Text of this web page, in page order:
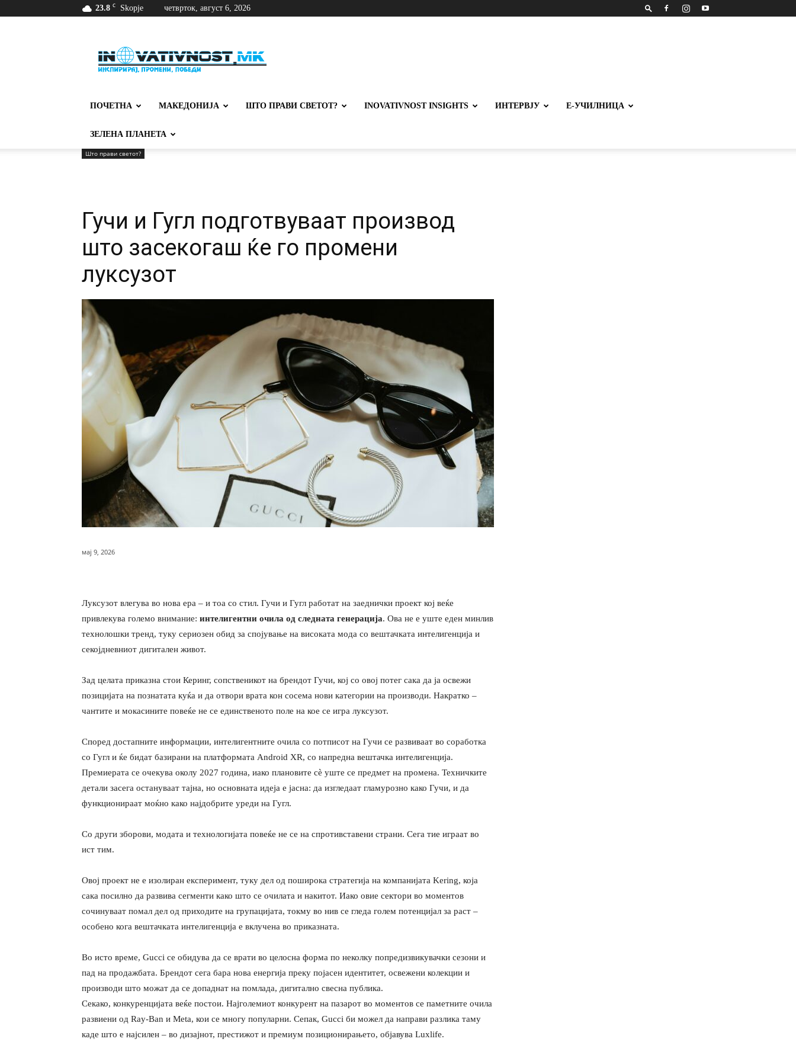
23.8 C Skopje четврток, август 6, 2026
ПОЧЕТНА МАКЕДОНИЈА ШТО ПРАВИ СВЕТОТ? INOVATIVNOST INSIGHTS ИНТЕРВЈУ Е-УЧИЛНИЦА
ЗЕЛЕНА ПЛАНЕТА
Што прави светот?
Гучи и Гугл подготвуваат производ
што засекогаш ќе го промени
луксузот
мај 9, 2026
Луксузот влегува во нова ера – и тоа со стил. Гучи и Гугл работат на заеднички проект кој веќе
привлекува големо внимание: интелигентни очила од следната генерација. Ова не е уште еден минлив
технолошки тренд, туку сериозен обид за спојување на високата мода со вештачката интелигенција и
секојдневниот дигитален живот.
Зад целата приказна стои Керинг, сопственикот на брендот Гучи, кој со овој потег сака да ја освежи
позицијата на познатата куќа и да отвори врата кон сосема нови категории на производи. Накратко –
чантите и мокасините повеќе не се единственото поле на кое се игра луксузот.
Според достапните информации, интелигентните очила со потписот на Гучи се развиваат во соработка
со Гугл и ќе бидат базирани на платформата Android XR, со напредна вештачка интелигенција.
Премиерата се очекува околу 2027 година, иако плановите сè уште се предмет на промена. Техничките
детали засега остануваат тајна, но основната идеја е јасна: да изгледаат гламурозно како Гучи, и да
функционираат моќно како најдобрите уреди на Гугл.
Со други зборови, модата и технологијата повеќе не се на спротивставени страни. Сега тие играат во
ист тим.
Овој проект не е изолиран експеримент, туку дел од поширока стратегија на компанијата Kering, која
сака посилно да развива сегменти како што се очилата и накитот. Иако овие сектори во моментов
сочинуваат помал дел од приходите на групацијата, токму во нив се гледа голем потенцијал за раст –
особено кога вештачката интелигенција е вклучена во приказната.
Во исто време, Gucci се обидува да се врати во целосна форма по неколку попредизвикувачки сезони и
пад на продажбата. Брендот сега бара нова енергија преку појасен идентитет, освежени колекции и
производи што можат да се допаднат на помлада, дигитално свесна публика.
Секако, конкуренцијата веќе постои. Најголемиот конкурент на пазарот во моментов се паметните очила
развиени од Ray-Ban и Meta, кои се многу популарни. Сепак, Gucci би можел да направи разлика таму
каде што е најсилен – во дизајнот, престижот и премиум позиционирањето, објавува Luxlife.